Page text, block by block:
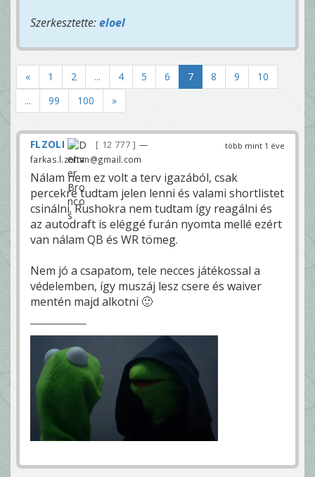
Szerkesztette:eloel
« 1 2 ... 4 5 6 7 8 9
10
...
99 100 »
több mint 1 éve
FLZOLI 12 777
—
farkas.l.zoltan@gmail.com
Nálam nem ez volt a terv igazából, csak
percekre tudtam jelen lenni és valami shortlistet
csinálni. Rushokra nem tudtam így reagálni és
az autodraft is eléggé furán nyomta mellé ezért
van nálam QB és WR tömeg.
Nem jó a csapatom, tele necces játékossal a
védelemben, így muszáj lesz csere és waiver
mentén majd alkotni 🙂